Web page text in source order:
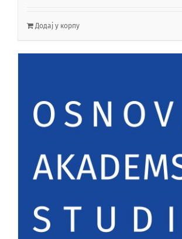
Додај у корпу